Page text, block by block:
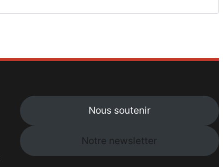
Nous soutenir
Notre newsletter